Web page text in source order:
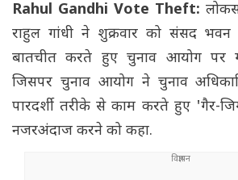
Rahul Gandhi Vote Theft:
राहुल गांधी ने शुक्रवार को संसद भवन
बातचीत करते हुए चुनाव आयोग पर
जिसपर चुनाव आयोग ने चुनाव
पारदर्शी तरीके से काम करते हुए 'गैर-
नजरअंदाज करने को कहा.